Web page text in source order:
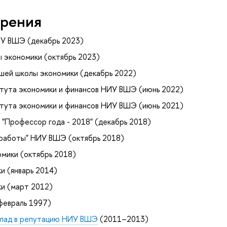
ВШЭ (декабрь 2023)
(октябрь 2023)
школы экономики (декабрь 2022)
экономики и финансов НИУ ВШЭ (июнь 2022)
экономики и финансов НИУ ВШЭ (июнь 2021)
года - 2018" (декабрь 2018)
НИУ ВШЭ (октябрь 2018)
(октябрь 2018)
(январь 2014)
(март 2012)
1997)
в репутацию НИУ ВШЭ (2011–2013)